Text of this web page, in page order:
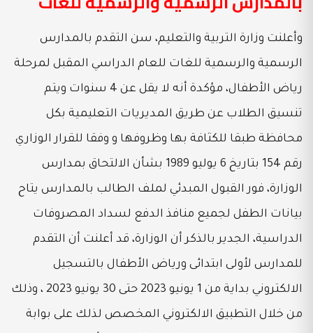
وأعلنت وزارة التربية والتعليم، سن التقدم بالمدارس
الرسمية والرسمية للغات للعام الدراسي المقبل لمرحلة
رياض الأطفال، مؤكدة أنه لا يقل عن 4 سنوات ويتم
تنسيق الطلاب عن طريق المديريات التعليمية بكل
محافظة طبقا للكثافة بها وظروفها و وفقا للقرار الوزاري
رقم 154 بتاريخ 6 يوليو 1989 بشأن الالتحاق بمدارس
الوزارة، فور القبول المبدئي لملف الطالب بالمدارس يتاح
بيانات الطفل لجميع منافذ الدفع لسداد المصروفات
الدراسية، الجدير بالذكر أن الوزارة، قد أعلنت أن التقدم
للمدارس لأولى ابتدائى ورياض الأطفال بالتسجيل
الالكتروني بداية من 1 يونيو 2023 حتى 30 يونيو 2023 ، وذلك
من خلال التطبيق الالكتروني المخصص لذلك على بوابة